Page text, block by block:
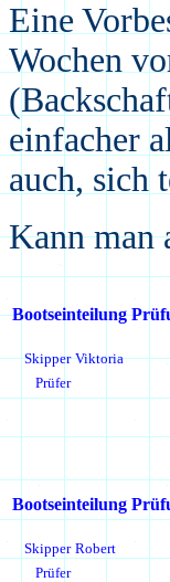
Eine
Wochen
einfacher
auch, sich
Kann man
Bootseinteilung
24.5. -
Skipper Viktoria
Prüfer
Bootseinteilung
15.6.
Skipper Robert
Prüfer